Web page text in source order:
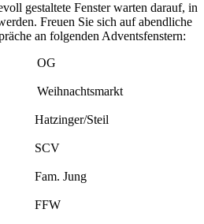
gestaltete Fenster warten darauf, in
Freuen Sie sich auf abendliche
an folgenden Adventsfenstern:
Hatzinger/Steil
Uhr SCV
Fam. Jung
Uhr FFW